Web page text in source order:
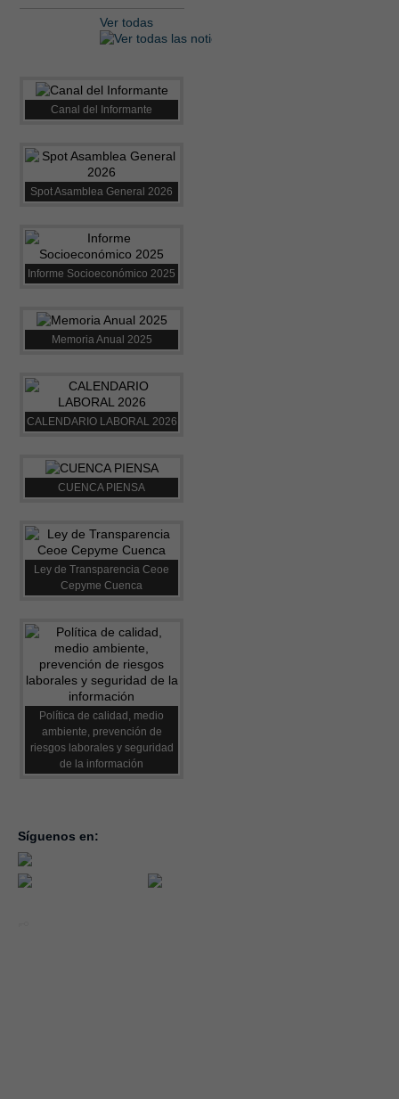
Ver todas
Canal del Informante
Spot Asamblea General 2026
Informe Socioeconómico 2025
Memoria Anual 2025
CALENDARIO LABORAL 2026
CUENCA PIENSA
Ley de Transparencia Ceoe
Cepyme Cuenca
Política de calidad, medio
ambiente, prevención de
riesgos laborales y seguridad
de la información
Síguenos en: